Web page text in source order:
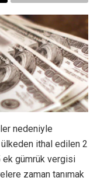
nedeniyle
ülkeden ithal edilen 2
ek gümrük vergisi
zaman tanımak